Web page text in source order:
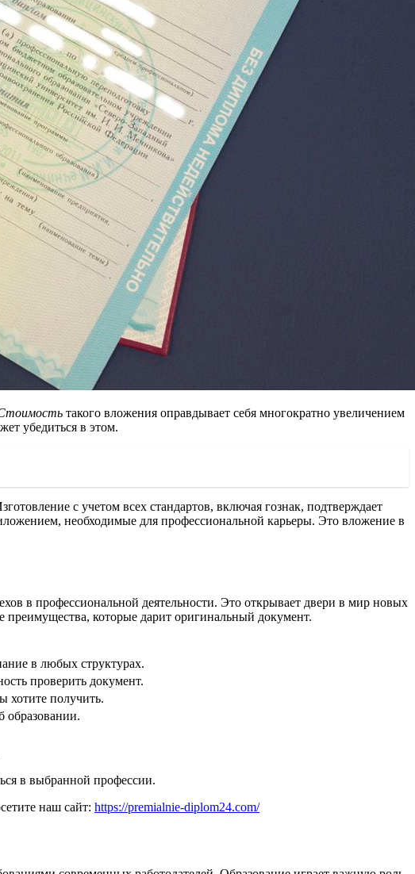
такого вложения оправдывает себя многократно увеличением
убедиться в этом.
с учетом всех стандартов, включая гознак, подтверждает
необходимые для профессиональной карьеры. Это вложение в
в профессиональной деятельности. Это открывает двери в мир новых
преимущества, которые дарит оригинальный документ.
в любых структурах.
проверить документ.
хотите получить.
образовании.
в выбранной профессии.
наш сайт: https://premialnie-diplom24.com/